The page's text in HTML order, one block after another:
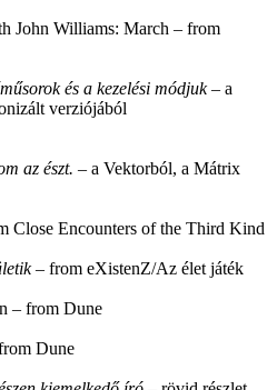
John Williams: March – from
és a kezelési módjuk– a
verziójából
az észt. – a Vektorból, a Mátrix
Close Encounters of the Third Kind
– from eXistenZ/Az élet játék
– from Dune
Dune